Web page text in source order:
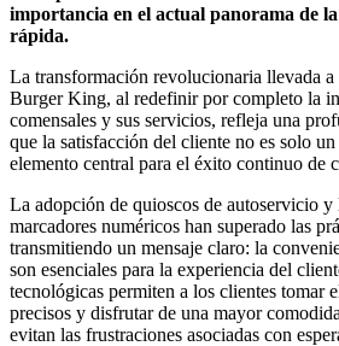
importancia en el actual panorama de
rápida.
La transformación revolucionaria llevada
Burger King, al redefinir por completo la
comensales y sus servicios, refleja una
que la satisfacción del cliente no es solo
elemento central para el éxito continuo de
La adopción de quioscos de autoservicio
marcadores numéricos han superado las
transmitiendo un mensaje claro: la
son esenciales para la experiencia del
tecnológicas permiten a los clientes tomar
precisos y disfrutar de una mayor
evitan las frustraciones asociadas con